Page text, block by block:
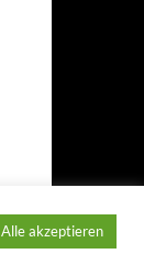
Alle akzeptieren